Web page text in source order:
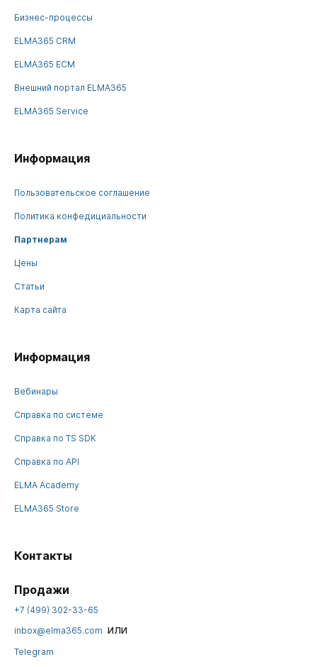
Бизнес-процессы
ELMA365 CRM
ELMA365 ECM
Внешний портал ELMA365
ELMA365 Service
Информация
Пользовательское соглашение
Политика конфедициальности
Партнерам
Цены
Статьи
Карта сайта
Информация
Вебинары
Справка по системе
Справка по TS SDK
Справка по API
ELMA Academy
ELMA365 Store
Контакты
Продажи
+7 (499) 302-33-65
inbox@elma365.com или
Telegram